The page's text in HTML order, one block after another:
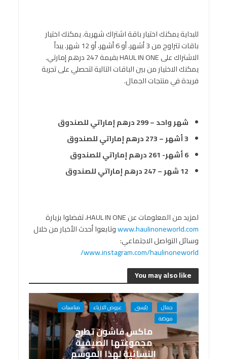
للبداية يمكنك اختيار باقة اشتراك شهرية. يمكنك اختيار
باقات تتراوح من 3 أشهر، أو 6 أشهر، أو 12 شهر. يبدأ
الاشتراك على HAUL IN ONE بقيمة 247 درهم إمارتي.
يمكنك الاختيار من بين الباقات التالية لتحصلي على تجربة
فريدة في منتجات الجمال.
شهر واحد – 299 درهم إماراتي للصندوق
3 أشهر – 273 درهم إماراتي للصندوق
6 أشهر- 261 درهم إماراتي للصندوق
12 شهر – 247 درهم إماراتي للصندوق
لمزيد من المعلومات عن HAUL IN ONE، تفضلوا بزيارة
www.haulinoneworld.comوتابعوا أحدث الأخبار من خلال
وسائل التواصل الاجتماعي:
www.instagram.com/haulinoneworld/
You may also like
جمال رئيسى عروض الازياء
مناسبات
موضة
ماكس فاشون تطرح
مجموعتها الصيفية
النسائية لهذا الموسم